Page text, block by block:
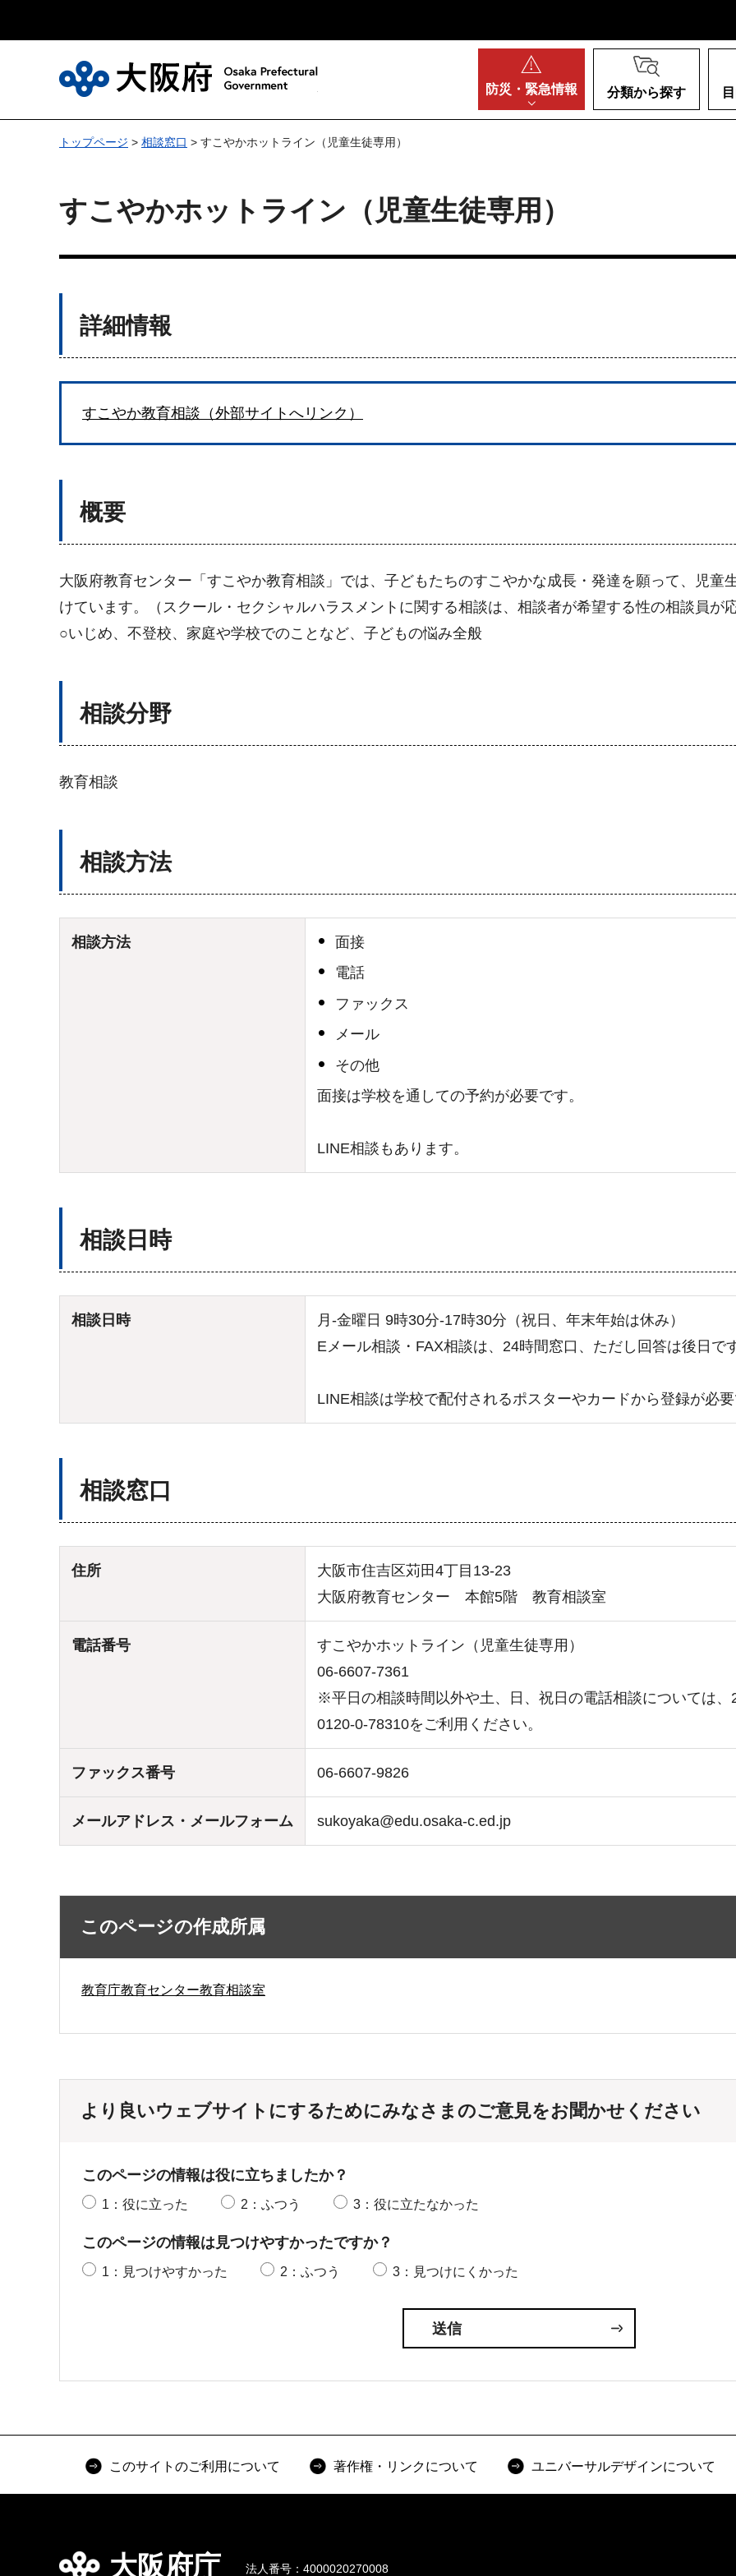
防災・ 緊急情報 分類から探す
トップページ > 相談窓口 > すこやかホットライン（児童生徒専用）
すこやかホットライン（児童生徒専用）
詳細情報
すこやか教育相談（外部サイトへリンク）
概要
大阪府教育センター「すこやか教育相談」では、子どもたちのすこやかな成長・発達を願って、児童
けています。（スクール・セクシャルハラスメントに関する相談は、相談者が希望する性の相談員が
○いじめ、不登校、家庭や学校でのことなど、子どもの悩み全般
相談分野
教育相談
相談方法
相談方法
面接
電話
ファックス
メール
その他
面接は学校を通しての予約が必要です。
LINE相談もあります。
相談日時
相談日時
月-金曜日 9時30分-17時30分（祝日、年末年始は休み）
Eメール相談・FAX相談は、24時間窓口、ただし回答は後日です
LINE相談は学校で配付されるポスターやカードから登録が必要
相談窓口
住所
大阪市住吉区苅田4丁目13-23
大阪府教育センター 本館5階 教育相談室
電話番号
すこやかホットライン（児童生徒専用）
06-6607-7361
※平日の相談時間以外や土、日、祝日の電話相談については、
0120-0-78310をご利用ください。
ファックス番号 06-6607-9826
メールアドレス・メールフォーム sukoyaka@edu.osaka-c.ed.jp
このページの作成所属
教育庁教育センター教育相談室
より良いウェブサイトにするためにみなさまのご意見をお聞かせください
このページの情報は役に立ちましたか？
1：役に立った 2：ふつう 3：役に立たなかった
このページの情報は見つけやすかったですか？
1：見つけやすかった 2：ふつう 3：見つけにくかった
このサイトのご利用について 著作権・リンクについて ユニバーサルデザインについて
大阪府庁 法人番号：4000020270008